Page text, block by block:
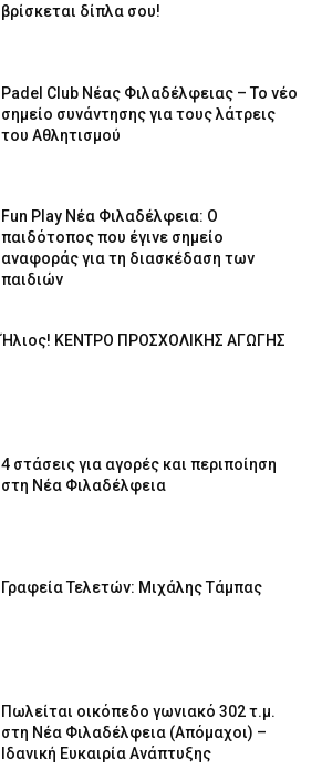
βρίσκεται δίπλα σου!
Padel Club Νέας Φιλαδέλφειας – Το νέο
σημείο συνάντησης για τους λάτρεις
του Αθλητισμού
Fun Play Νέα Φιλαδέλφεια: Ο
παιδότοπος που έγινε σημείο
αναφοράς για τη διασκέδαση των
παιδιών
Ήλιος! ΚΕΝΤΡΟ ΠΡΟΣΧΟΛΙΚΗΣ ΑΓΩΓΗΣ
4 στάσεις για αγορές και περιποίηση
στη Νέα Φιλαδέλφεια
Γραφεία Τελετών: Μιχάλης Τάμπας
Πωλείται οικόπεδο γωνιακό 302 τ.μ.
στη Νέα Φιλαδέλφεια (Απόμαχοι) –
Ιδανική Ευκαιρία Ανάπτυξης